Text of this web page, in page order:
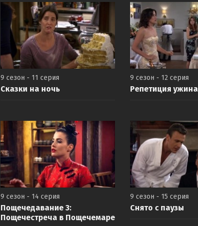
9 сезон - 11 серия
Сказки на ночь
9 сезон - 12 серия
Репетиция ужина
9 сезон - 14 серия
Пощечедавание 3:
Пощечестреча в Пощечемаре
9 сезон - 15 серия
Снято с паузы